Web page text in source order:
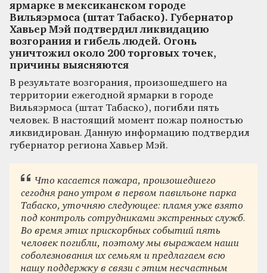
ярмарке в мексиканском городе
Вильяэрмоса (штат Табаско). Губернатор
Хавьер Мэй подтвердил ликвидацию
возгорания и гибель людей. Огонь
уничтожил около 200 торговых точек,
причины выясняются
В результате возгорания, произошедшего на
территории ежегодной ярмарки в городе
Вильяэрмоса (штат Табаско), погибли пять
человек. В настоящий момент пожар полностью
ликвидирован. Данную информацию подтвердил
губернатор региона Хавьер Мэй.
Что касается пожара, произошедшего
сегодня рано утром в первом павильоне парка
Табаско, уточняю следующее: пламя уже взято
под контроль сотрудниками экстренных служб.
Во время этих прискорбных событий пять
человек погибли, поэтому мы выражаем наши
соболезнования их семьям и предлагаем всю
нашу поддержку в связи с этим несчастным